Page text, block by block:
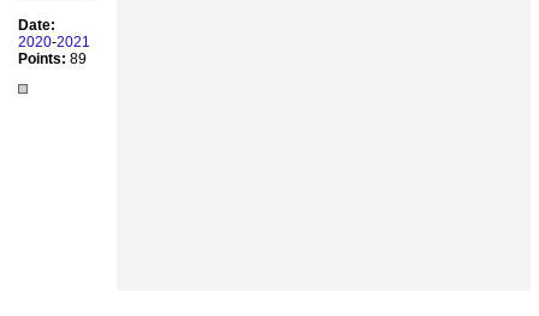
Date:
2020-2021
Points: 89